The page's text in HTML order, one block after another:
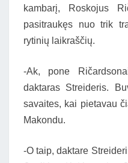
kambarį, Roskojus
pasitraukęs nuo trik
rytinių laikraščių.
-Ak, pone
daktaras Streideris.
savaites, kai pietavau
Makondu.
-O taip, daktare